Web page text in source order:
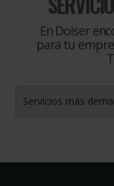
En Doiser
para tu
Servicios más